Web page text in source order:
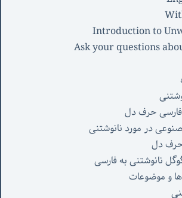
Introduction to
Ask your questions
حرف دل
در مورد نانوشتنی
دل
نانوشتنی به فارسی
و موضوعات